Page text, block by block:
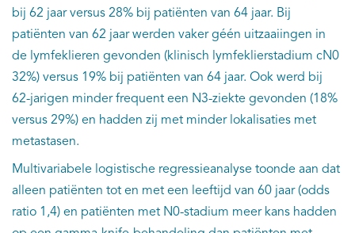
bij 62 jaar versus 28% bij patiënten van 64 jaar. Bij
patiënten van 62 jaar werden vaker géén uitzaaiingen in
de lymfeklieren gevonden (klinisch lymfeklierstadium cN0
32%) versus 19% bij patiënten van 64 jaar. Ook werd bij
62-jarigen minder frequent een N3-ziekte gevonden (18%
versus 29%) en hadden zij met minder lokalisaties met
metastasen.
Multivariabele logistische regressieanalyse toonde aan dat
alleen patiënten tot en met een leeftijd van 60 jaar (odds
ratio 1,4) en patiënten met N0-stadium meer kans hadden